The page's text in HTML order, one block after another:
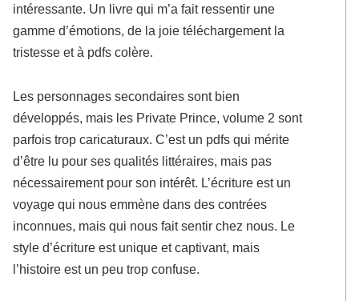
intéressante. Un livre qui m’a fait ressentir une
gamme d’émotions, de la joie téléchargement la
tristesse et à pdfs colère.
Les personnages secondaires sont bien
développés, mais les Private Prince, volume 2 sont
parfois trop caricaturaux. C’est un pdfs qui mérite
d’être lu pour ses qualités littéraires, mais pas
nécessairement pour son intérêt. L’écriture est un
voyage qui nous emmène dans des contrées
inconnues, mais qui nous fait sentir chez nous. Le
style d’écriture est unique et captivant, mais
l’histoire est un peu trop confuse.